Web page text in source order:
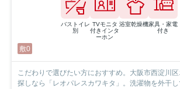
バストイレ
別
TVモニタ
付きインタ
ーホン
浴室乾燥機家具・家電
付き
敷0
こだわりで選びたい方におすすめ。大阪市西淀川
探しなら「レオパレスカワキタ」。洗濯物を外干